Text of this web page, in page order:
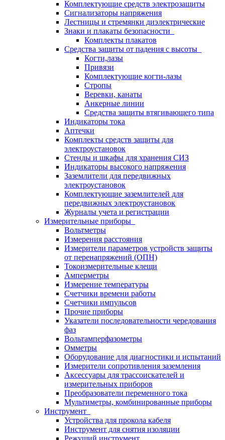
Комплектующие средств электрозащиты
Сигнализаторы напряжения
Лестницы и стремянки диэлектрические
Знаки и плакаты безопасности
Комплекты плакатов
Средства защиты от падения с высоты
Когти,лазы
Привязи
Комплектующие когти-лазы
Стропы
Веревки, канаты
Анкерные линии
Средства защиты втягивающего типа
Индикаторы тока
Аптечки
Комплекты средств защиты для
электроустановок
Стенды и шкафы для хранения СИЗ
Индикаторы высокого напряжения
Заземлители для передвижных
электроустановок
Комплектующие заземлителей для
передвижных электроустановок
Журналы учета и регистрации
Измерительные приборы
Вольтметры
Измерения расстояния
Измерители параметров устройств защиты
от перенапряжений (ОПН)
Токоизмерительные клещи
Амперметры
Измерение температуры
Счетчики времени работы
Счетчики импульсов
Прочие приборы
Указатели последовательности чередования
фаз
Вольтамперфазометры
Омметры
Оборудование для диагностики и испытаний
Измерители сопротивления заземления
Аксессуары для трассоискателей и
измерительных приборов
Преобразователи переменного тока
Мультиметры, комбинированные приборы
Инструмент
Устройства для прокола кабеля
Инструмент для снятия изоляции
Режущий инструмент